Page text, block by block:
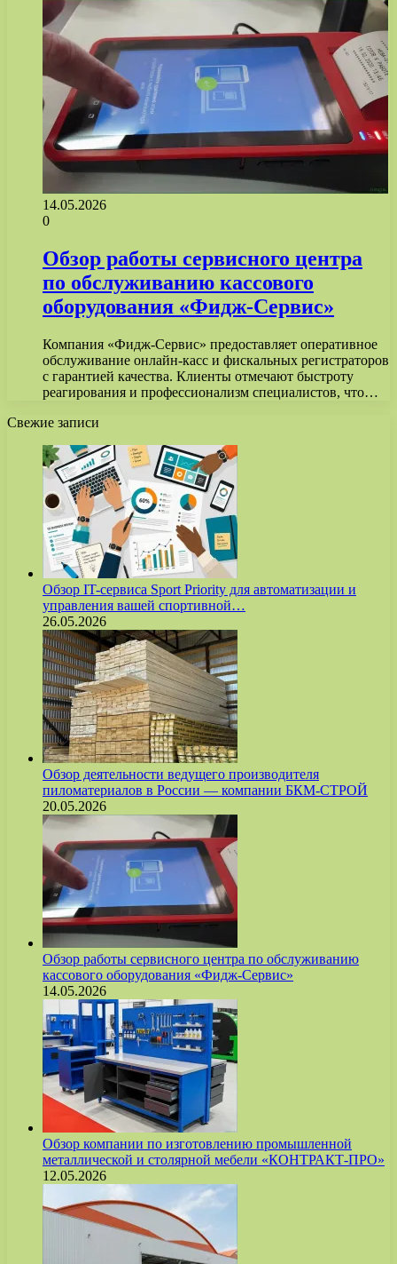
14.05.2026
0
Обзор работы сервисного центра
по обслуживанию кассового
оборудования «Фидж-Сервис»
Компания «Фидж-Сервис» предоставляет оперативное
обслуживание онлайн-касс и фискальных регистраторов
с гарантией качества. Клиенты отмечают быстроту
реагирования и профессионализм специалистов, что…
Свежие записи
Обзор IT-сервиса Sport Priority для автоматизации и
управления вашей спортивной…
26.05.2026
Обзор деятельности ведущего производителя
пиломатериалов в России — компании БКМ-СТРОЙ
20.05.2026
Обзор работы сервисного центра по обслуживанию
кассового оборудования «Фидж-Сервис»
14.05.2026
Обзор компании по изготовлению промышленной
металлической и столярной мебели «КОНТРАКТ-ПРО»
12.05.2026